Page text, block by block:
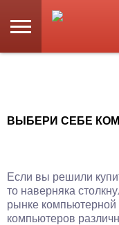
ВЫБЕРИ СЕБЕ
Если вы решили
то наверняка
рынке компьютерной
компьютеров